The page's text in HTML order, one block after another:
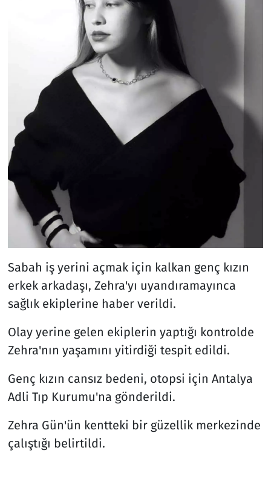
Sabah iş yerini açmak için kalkan genç kızın
erkek arkadaşı, Zehra'yı uyandıramayınca
sağlık ekiplerine haber verildi.
Olay yerine gelen ekiplerin yaptığı kontrolde
Zehra'nın yaşamını yitirdiği tespit edildi.
Genç kızın cansız bedeni, otopsi için Antalya
Adli Tıp Kurumu'na gönderildi.
Zehra Gün'ün kentteki bir güzellik merkezinde
çalıştığı belirtildi.